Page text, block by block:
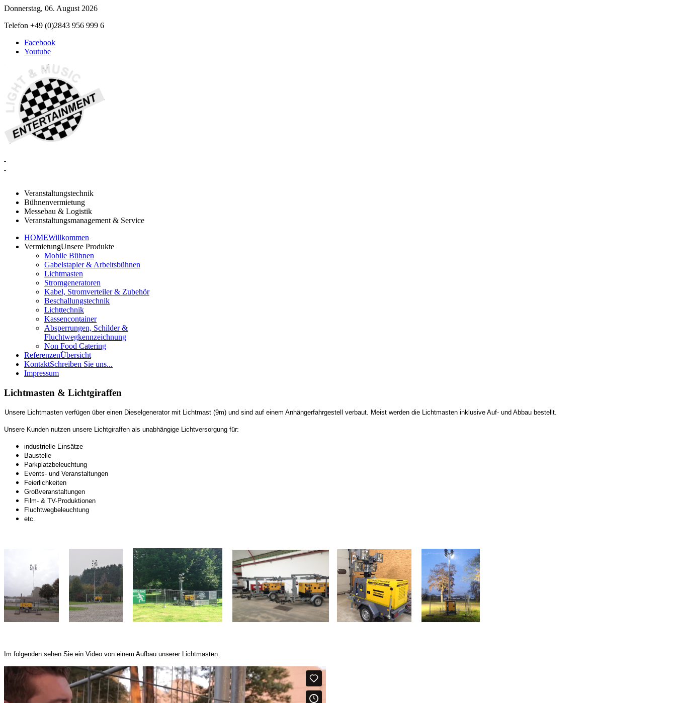
Donnerstag, 06. August 2026
Telefon +49 (0)2843 956 999 6
Facebook
Youtube
Veranstaltungstechnik
Bühnenvermietung
Messebau & Logistik
Veranstaltungsmanagement & Service
HOMEWillkommen
VermietungUnsere Produkte
Mobile Bühnen
Gabelstapler & Arbeitsbühnen
Lichtmasten
Stromgeneratoren
Kabel, Stromverteiler & Zubehör
Beschallungstechnik
Lichttechnik
Kassencontainer
Absperrungen, Schilder &
Fluchtwegkennzeichnung
Non Food Catering
ReferenzenÜbersicht
KontaktSchreiben Sie uns...
Impressum
Lichtmasten & Lichtgiraffen
Unsere Lichtmasten verfügen über einen Dieselgenerator mit Lichtmast (9m) und sind auf einem Anhängerfahrgestell verbaut. Meist werden die Lichtmasten inklusive Auf- und Abbau bestellt.
Unsere Kunden nutzen unsere Lichtgiraffen als unabhängige Lichtversorgung für:
industrielle Einsätze
Baustelle
Parkplatzbeleuchtung
Events- und Veranstaltungen
Feierlichkeiten
Großveranstaltungen
Film- & TV-Produktionen
Fluchtwegbeleuchtung
etc.
Im folgenden sehen Sie ein Video von einem Aufbau unserer Lichtmasten.